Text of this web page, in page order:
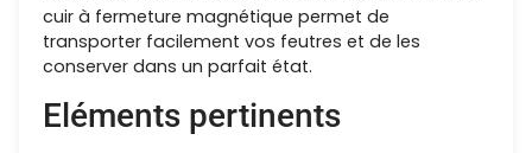
cuir à fermeture magnétique permet de
transporter facilement vos feutres et de les
conserver dans un parfait état.
Eléments pertinents